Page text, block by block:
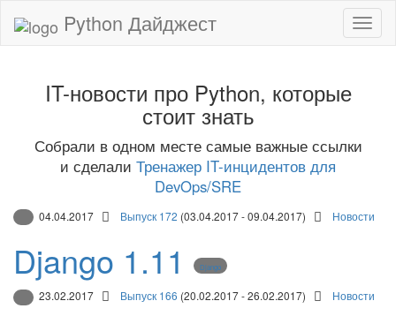
Python Дайджест
IT-новости про Python, которые
стоит знать
Собрали в одном месте самые важные ссылки
и сделали Тренажер IT-инцидентов для
DevOps/SRE
04.04.2017 Выпуск 172 (03.04.2017 - 09.04.2017) Новости
Django 1.11 Django
23.02.2017 Выпуск 166 (20.02.2017 - 26.02.2017) Новости